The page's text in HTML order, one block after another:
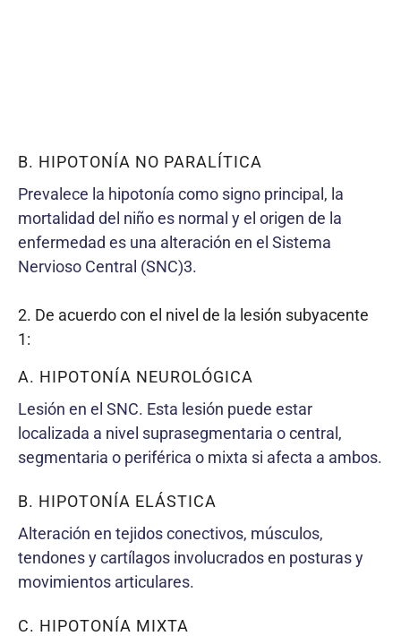
B. HIPOTONÍA NO PARALÍTICA
Prevalece la hipotonía como signo principal, la
mortalidad del niño es normal y el origen de la
enfermedad es una alteración en el Sistema
Nervioso Central (SNC)3.
2. De acuerdo con el nivel de la lesión subyacente
1:
A. HIPOTONÍA NEUROLÓGICA
Lesión en el SNC. Esta lesión puede estar
localizada a nivel suprasegmentaria o central,
segmentaria o periférica o mixta si afecta a ambos.
B. HIPOTONÍA ELÁSTICA
Alteración en tejidos conectivos, músculos,
tendones y cartílagos involucrados en posturas y
movimientos articulares.
C. HIPOTONÍA MIXTA